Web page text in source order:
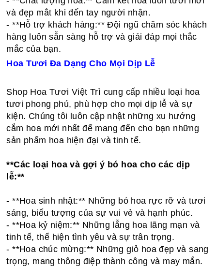
và đẹp mắt khi đến tay người nhận.
- **Hỗ trợ khách hàng:** Đội ngũ chăm sóc khách
hàng luôn sẵn sàng hỗ trợ và giải đáp mọi thắc
mắc của bạn.
Hoa Tươi Đa Dạng Cho Mọi Dịp Lễ
Shop Hoa Tươi Việt Trì cung cấp nhiều loại hoa
tươi phong phú, phù hợp cho mọi dịp lễ và sự
kiện. Chúng tôi luôn cập nhật những xu hướng
cắm hoa mới nhất để mang đến cho bạn những
sản phẩm hoa hiện đại và tinh tế.
**Các loại hoa và gợi ý bó hoa cho các dịp
lễ:**
- **Hoa sinh nhật:** Những bó hoa rực rỡ và tươi
sáng, biểu tượng của sự vui vẻ và hạnh phúc.
- **Hoa kỷ niệm:** Những lẵng hoa lãng mạn và
tinh tế, thể hiện tình yêu và sự trân trọng.
- **Hoa chúc mừng:** Những giỏ hoa đẹp và sang
trọng, mang thông điệp thành công và may mắn.